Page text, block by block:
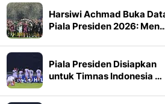
Harsiwi Achmad Buka
Piala Presiden 2026:
Piala Presiden Disiapkan
untuk Timnas Indonesia …